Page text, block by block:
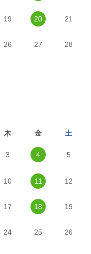
19 20 21
26 27 28
木 金 土
3 4 5
10 11 12
17 18 19
24 25 26